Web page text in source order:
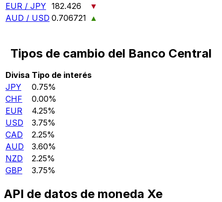
EUR / JPY 182.426
▼
AUD / USD 0.706721 ▲
Tipos de cambio del Banco Central
Divisa Tipo de interés
JPY
0.75%
CHF
0.00%
EUR
4.25%
USD
3.75%
CAD
2.25%
AUD
3.60%
NZD
2.25%
GBP
3.75%
API de datos de moneda Xe